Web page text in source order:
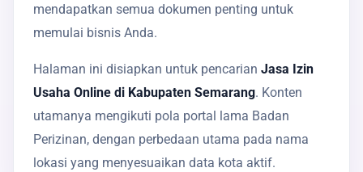
mendapatkan semua dokumen penting untuk
memulai bisnis Anda.
Halaman ini disiapkan untuk pencarian Jasa Izin
Usaha Online di Kabupaten Semarang. Konten
utamanya mengikuti pola portal lama Badan
Perizinan, dengan perbedaan utama pada nama
lokasi yang menyesuaikan data kota aktif.